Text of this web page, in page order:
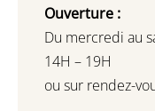
Ouverture :
Du mercredi au
14H – 19H
ou sur rendez-